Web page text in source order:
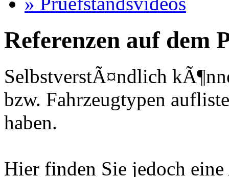
Referenzen auf dem
SelbstverstÃ¤ndlich
bzw. Fahrzeugtypen
haben.
Hier finden Sie jedoch